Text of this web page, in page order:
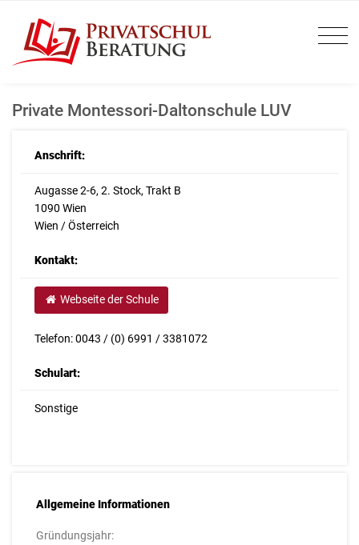
Private Montessori-Daltonschule LUV
Anschrift:
Augasse 2-6, 2. Stock, Trakt B
1090 Wien
Wien / Österreich
Kontakt:
Webseite der Schule
Telefon: 0043 / (0) 6991 / 3381072
Schulart:
Sonstige
Allgemeine Informationen
Gründungsjahr: